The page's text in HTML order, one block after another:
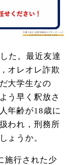
た。最近友達
オレオレ詐欺
大学生なの
う早く釈放さ
年齢が18歳に
われ，刑務所
ょうか。
施行された少